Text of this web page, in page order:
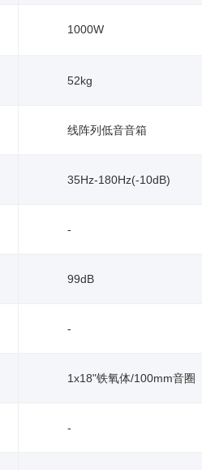
1000W
52kg
线阵列低音音箱
35Hz-180Hz(-10dB)
-
99dB
-
1x18"铁氧体/100mm音圈
-